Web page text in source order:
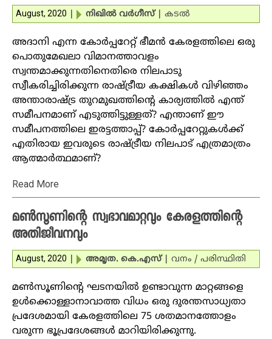
August, 2020 നിഖില്‍ വര്‍ഗീസ്‌ കടല്‍
അദാനി എന്ന കോര്‍പ്പറേറ്റ് ഭീമന്‍ കേരളത്തിലെ ഒരു
പൊതുമേഖലാ വിമാനത്താവളം
സ്വന്തമാക്കുന്നതിനെതിരെ നിലപാടു
സ്വീകരിച്ചിരിക്കുന്ന രാഷ്ട്രീയ കക്ഷികള്‍ വിഴിഞ്ഞം
അന്താരാഷ്ട്ര തുറമുഖത്തിന്റെ കാര്യത്തില്‍ എന്ത്
സമീപനമാണ് എടുത്തിട്ടുള്ളത്? എന്താണ് ഈ
സമീപനത്തിലെ ഇരട്ടത്താപ്പ്? കോര്‍പ്പറേറ്റുകള്‍ക്ക്
എതിരായ ഇവരുടെ രാഷ്ട്രീയ നിലപാട് എത്രമാത്രം
ആത്മാര്‍ത്ഥമാണ്?
Read More
മണ്‍സൂണിന്റെ സ്വഭാവമാറ്റവും കേരളത്തിന്റെ
അതിജീവനവും
August, 2020 അമൃത. കെ.എസ്‌ വനം / പരിസ്ഥിതി
മണ്‍സൂണിന്റെ ഘടനയില്‍ ഉണ്ടാവുന്ന മാറ്റങ്ങളെ
ഉള്‍ക്കൊള്ളാനാവാത്ത വിധം ഒരു ദുരന്തസാധ്യതാ
പ്രദേശമായി കേരളത്തിലെ 75 ശതമാനത്തോളം
വരുന്ന ഭൂപ്രദേശങ്ങള്‍ മാറിയിരിക്കുന്നു.